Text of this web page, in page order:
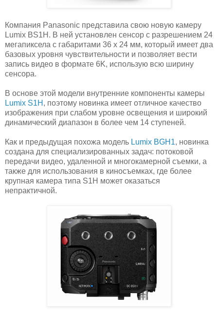
Компания Panasonic представила свою новую камеру
Lumix BS1H. В ней установлен сенсор с разрешением 24
мегапиксела с габаритами 36 x 24 мм, который имеет два
базовых уровня чувствительности и позволяет вести
запись видео в формате 6K, использую всю ширину
сенсора.
В основе этой модели внутренние компоненты камеры
Lumix S1H , поэтому новинка имеет отличное качество
изображения при слабом уровне освещения и широкий
динамический диапазон в более чем 14 ступеней.
Как и предыдущая похожа модель Lumix BGH1, новинка
создана для специализированных задач: потоковой
передачи видео, удаленной и многокамерной съемки, а
также для использования в киносъемках, где более
крупная камера типа S1H может оказаться
непрактичной.